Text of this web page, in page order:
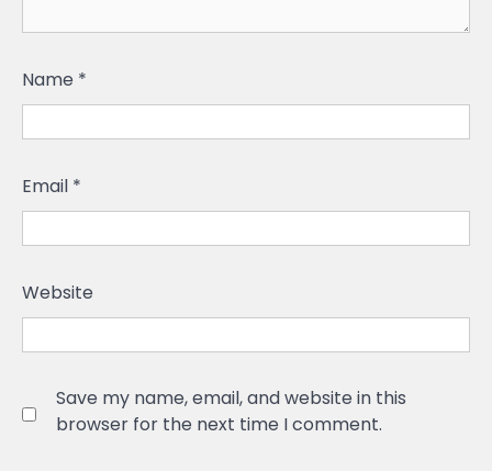
Name *
Email *
Website
Save my name, email, and website in this
browser for the next time I comment.